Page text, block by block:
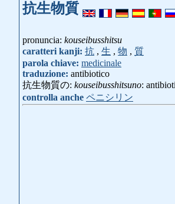
抗生物質
pronuncia: kouseibusshitsu
caratteri kanji: 抗 , 生 , 物 , 質
parola chiave: medicinale
traduzione: antibiotico
抗生物質の: kouseibusshitsuno:
controlla anche ペニシリン